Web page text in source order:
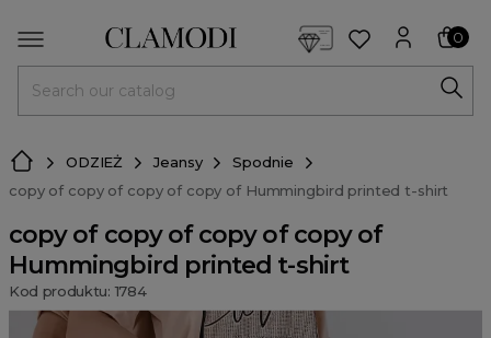
0
ODZIEŻ Jeansy
Spodnie
copy of copy of copy of copy of Hummingbird printed t-shirt
copy of copy of copy of copy of
Hummingbird printed t-shirt
Kod produktu: 1784